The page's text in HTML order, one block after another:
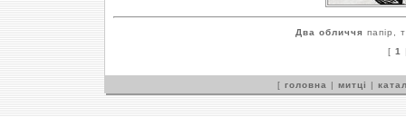
Два обличчя папір,
[ 1
[ головна | митці |